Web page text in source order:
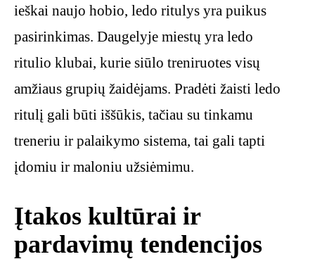
ieškai naujo hobio, ledo ritulys yra puikus
pasirinkimas. Daugelyje miestų yra ledo
ritulio klubai, kurie siūlo treniruotes visų
amžiaus grupių žaidėjams. Pradėti žaisti ledo
ritulį gali būti iššūkis, tačiau su tinkamu
treneriu ir palaikymo sistema, tai gali tapti
įdomiu ir maloniu užsiėmimu.
Įtakos kultūrai ir
pardavimų tendencijos